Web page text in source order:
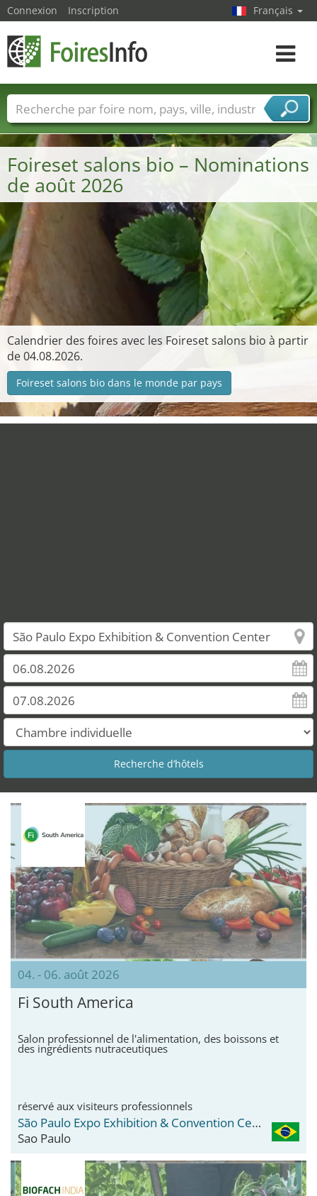
Foireset salons bio – Nominations
de août 2026
Calendrier des foires avec les Foireset salons bio à partir
de 04.08.2026.
Foireset salons bio dans le monde par pays
04. - 06. août 2026
Fi South America
Salon professionnel de l'alimentation, des boissons et
des ingrédients nutraceutiques
réservé aux visiteurs professionnels
São Paulo Expo Exhibition & Convention Center
Sao Paulo
Connexion Inscription Français
Toggle
Foire noms Pays Villes
Secteurs de foire
Secteurs du fournisseur de services